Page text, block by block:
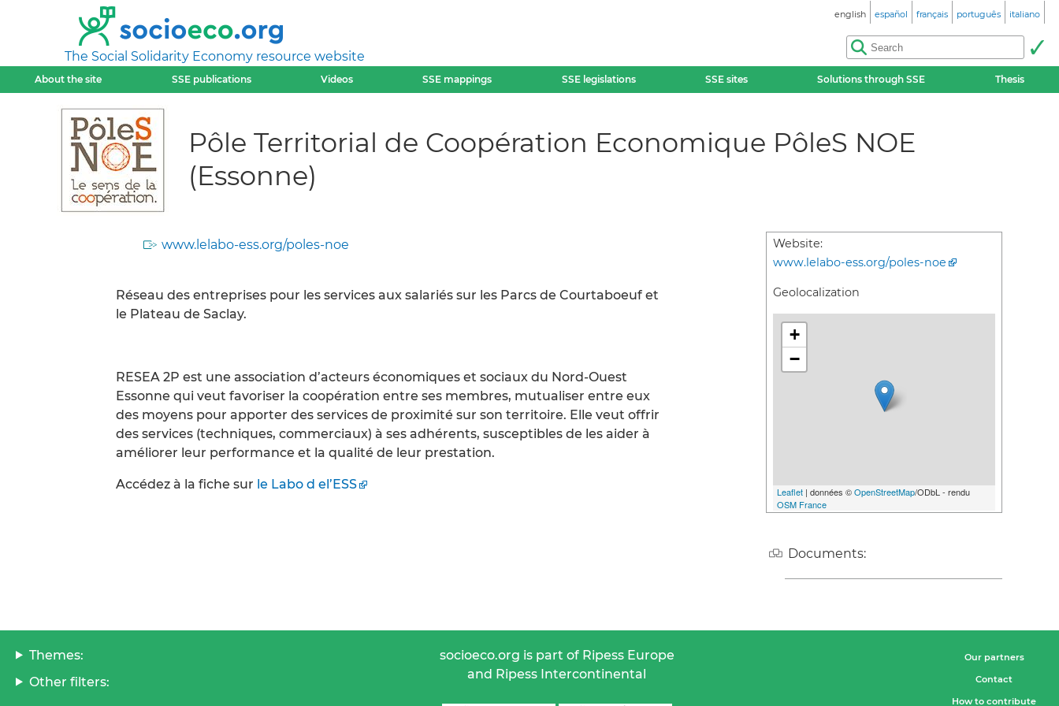
The Social Solidarity Economy resource website
english español français português italiano
About the site SSE publications Videos SSE mappings SSE legislations SSE sites Solutions through SSE Thesis
Pôle Territorial de Coopération Economique PôleS NOE
(Essonne)
www.lelabo-ess.org/poles-noe
Réseau des entreprises pour les services aux salariés sur les Parcs de Courtaboeuf et
le Plateau de Saclay.
RESEA 2P est une association d’acteurs économiques et sociaux du Nord-Ouest
Essonne qui veut favoriser la coopération entre ses membres, mutualiser entre eux
des moyens pour apporter des services de proximité sur son territoire. Elle veut offrir
des services (techniques, commerciaux) à ses adhérents, susceptibles de les aider à
améliorer leur performance et la qualité de leur prestation.
Accédez à la fiche sur le Labo d el’ESS
Website:
www.lelabo-ess.org/poles-noe
Geolocalization
+
−
Leaflet | données ©OpenStreetMap/ODbL - rendu
OSM France
Documents:
Themes:
Other filters:
socioeco.org is part of Ripess Europe
and Ripess Intercontinental
Our partners
Contact
How to contribute